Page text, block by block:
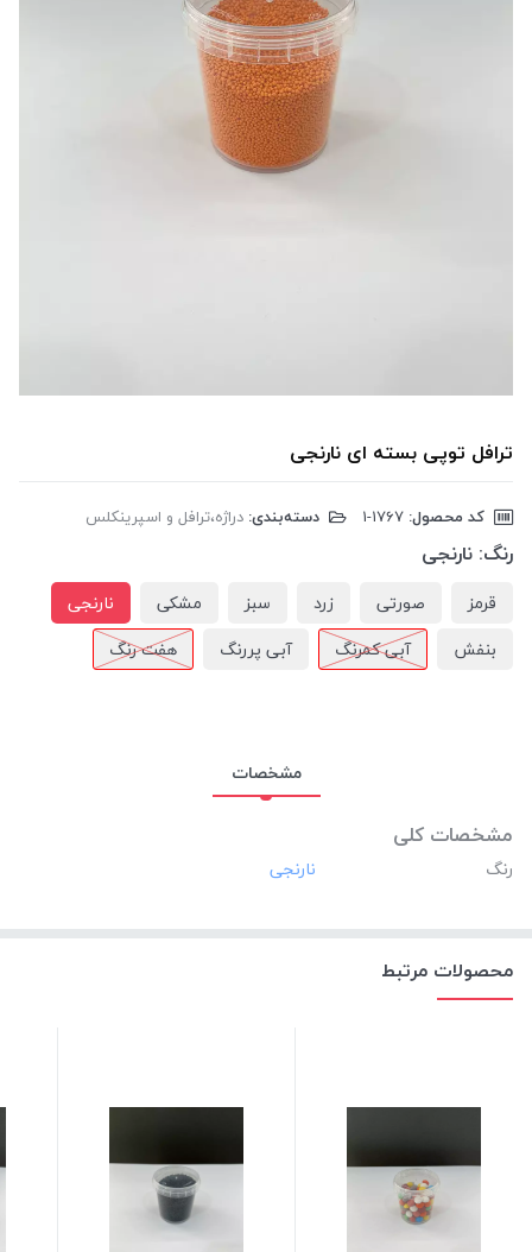
ترافل توپی بسته ای نارنجی
کد محصول: دسته‌بندی: دراژه،ترافل و اسپرینکلس
رنگ: نارنجی
قرمز صورتی زرد سبز مشکی
نارنجی
بنفش
آبی کمرنگ آبی پررنگ هفت رنگ
مشخصات
مشخصات کلی
رنگ
محصولات مرتبط